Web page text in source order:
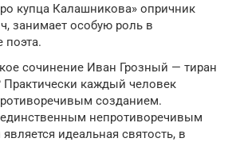
купца Калашникова» опричник
занимает особую роль в
поэта.
сочинение Иван Грозный — тиран
Практически каждый человек
созданием.
непротиворечивым
идеальная святость, в